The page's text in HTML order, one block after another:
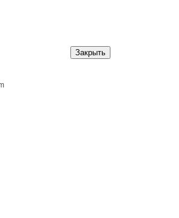
Закрыть